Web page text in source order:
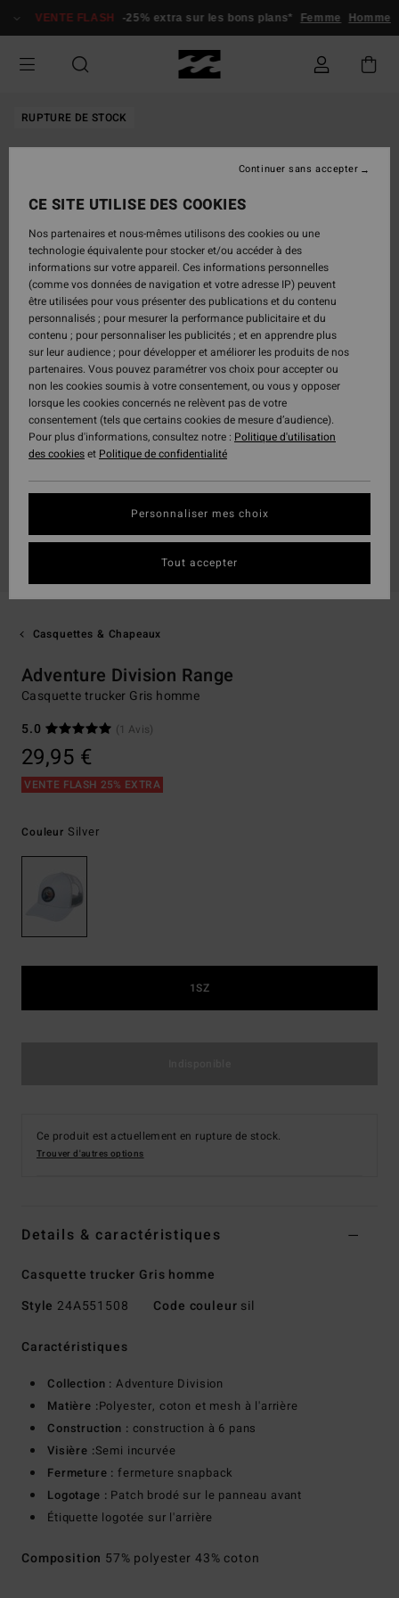
VENTE FLASH -25% extra sur les bons plans* Femme Homme
RUPTURE DE STOCK
Casquettes & Chapeaux
Adventure Division Range
Casquette trucker Gris homme
5.0
(1 Avis)
29,95 €
VENTE FLASH 25% EXTRA
Couleur Silver
1SZ
Ce produit est actuellement en rupture de stock.
Trouver d'autres options
Details & caractéristiques
Casquette trucker Gris homme
Style 24A551508 Code couleur sil
Caractéristiques
Collection : Adventure Division
Matière :Polyester, coton et mesh à l'arrière
Construction : construction à 6 pans
Visière :Semi incurvée
Fermeture : fermeture snapback
Logotage : Patch brodé sur le panneau avant
Étiquette logotée sur l'arrière
Composition 57% polyester 43% coton
CE SITE UTILISE DES COOKIES
Nos partenaires et nous-mêmes utilisons des cookies ou une
technologie équivalente pour stocker et/ou accéder à des
informations sur votre appareil. Ces informations personnelles
(comme vos données de navigation et votre adresse IP) peuvent
être utilisées pour vous présenter des publications et du contenu
personnalisés ; pour mesurer la performance publicitaire et du
contenu ; pour personnaliser les publicités ; et en apprendre plus
sur leur audience ; pour développer et améliorer les produits de nos
partenaires. Vous pouvez paramétrer vos choix pour accepter ou
non les cookies soumis à votre consentement, ou vous y opposer
lorsque les cookies concernés ne relèvent pas de votre
consentement (tels que certains cookies de mesure d’audience).
Pour plus d'informations, consultez notre : Politique d'utilisation
des cookieset Politique de confidentialité
Personnaliser mes choix
Continuer sans accepter
Tout accepter